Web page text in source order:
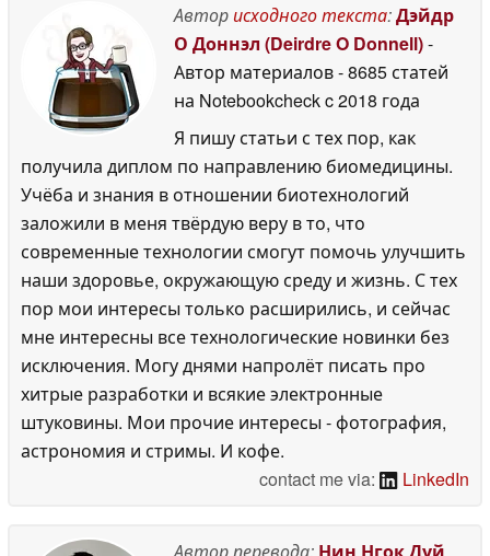
Авторисходного текста:Дэйдр
О Доннэл (Deirdre O Donnell)-
Автор материалов- 8685 статей
на Notebookcheckc 2018 года
Я пишу статьи с тех пор, как
получила диплом по направлению биомедицины.
Учёба и знания в отношении биотехнологий
заложили в меня твёрдую веру в то, что
современные технологии смогут помочь улучшить
наши здоровье, окружающую среду и жизнь. С тех
пор мои интересы только расширились, и сейчас
мне интересны все технологические новинки без
исключения. Могу днями напролёт писать про
хитрые разработки и всякие электронные
штуковины. Мои прочие интересы - фотография,
астрономия и стримы. И кофе.
contact me via:
LinkedIn
Автор перевода: Нин Нгок Дуй